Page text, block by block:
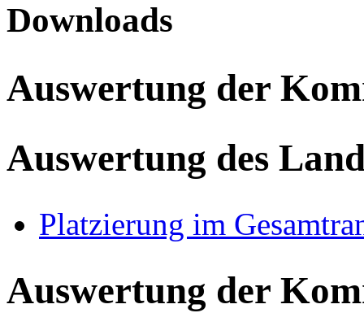
Downloads
Auswertung der
Auswertung des
Platzierung im
Auswertung der